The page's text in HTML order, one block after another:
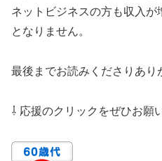
ネットビジネスの方も収入
となりません。
最後までお読みくださりあり
⇩ 応援のクリックをぜひお願